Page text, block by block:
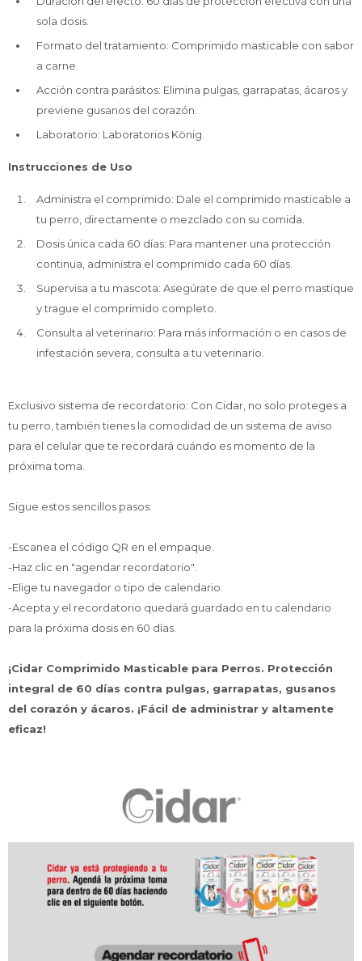
sola dosis.
Formato del tratamiento: Comprimido masticable con sabor
a carne.
Acción contra parásitos: Elimina pulgas, garrapatas, ácaros y
previene gusanos del corazón.
Laboratorio: Laboratorios König.
Instrucciones de Uso
Administra el comprimido: Dale el comprimido masticable a
tu perro, directamente o mezclado con su comida.
Dosis única cada 60 días: Para mantener una protección
continua, administra el comprimido cada 60 días.
Supervisa a tu mascota: Asegúrate de que el perro mastique
y trague el comprimido completo.
Consulta al veterinario: Para más información o en casos de
infestación severa, consulta a tu veterinario.
Exclusivo sistema de recordatorio: Con Cidar, no solo proteges a
tu perro, también tienes la comodidad de un sistema de aviso
para el celular que te recordará cuándo es momento de la
próxima toma.
Sigue estos sencillos pasos:
-Escanea el código QR en el empaque.
-Haz clic en "agendar recordatorio".
-Elige tu navegador o tipo de calendario.
-Acepta y el recordatorio quedará guardado en tu calendario
para la próxima dosis en 60 días.
¡Cidar Comprimido Masticable para Perros. Protección
integral de 60 días contra pulgas, garrapatas, gusanos
del corazón y ácaros. ¡Fácil de administrar y altamente
eficaz!